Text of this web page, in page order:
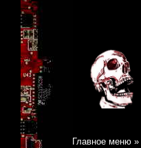
Главное меню »